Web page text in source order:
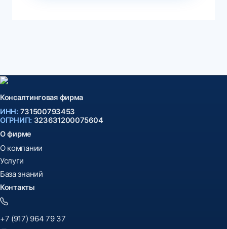
Консалтинговая фирма
ИНН: 731500793453
ОГРНИП: 323631200075604
О фирме
О компании
Услуги
База знаний
Контакты
+7 (917) 964 79 37